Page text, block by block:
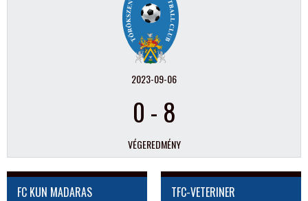
2023-09-06
0 - 8
VÉGEREDMÉNY
FC KUN MADARAS TFC-VETERINER